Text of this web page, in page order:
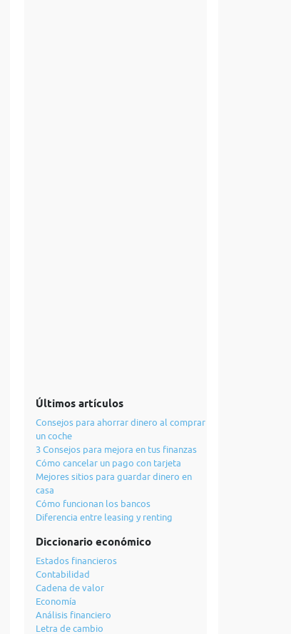
Últimos artículos
Consejos para ahorrar dinero al comprar
un coche
3 Consejos para mejora en tus finanzas
Cómo cancelar un pago con tarjeta
Mejores sitios para guardar dinero en
casa
Cómo funcionan los bancos
Diferencia entre leasing y renting
Diccionario económico
Estados financieros
Contabilidad
Cadena de valor
Economía
Análisis financiero
Letra de cambio